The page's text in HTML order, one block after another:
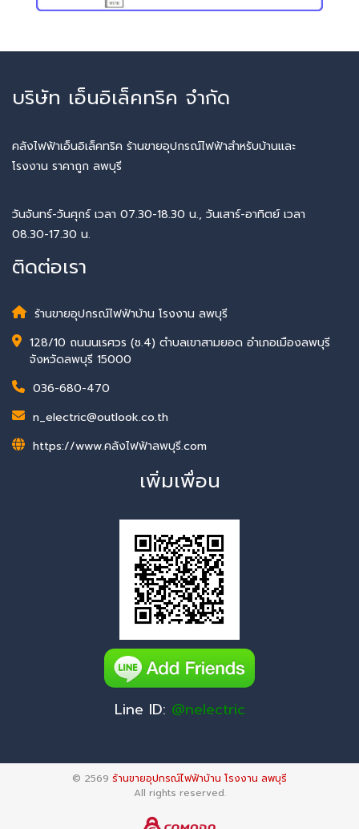
บริษัท เอ็นอิเล็คทริค จำกัด
คลังไฟฟ้าเอ็นอิเล็คทริค ร้านขายอุปกรณ์ไฟฟ้าสำหรับบ้านและ
โรงงาน ราคาถูก ลพบุรี
วันจันทร์-วันศุกร์ เวลา 07.30-18.30 น., วันเสาร์-อาทิตย์ เวลา
08.30-17.30 น.
ติดต่อเรา
ร้านขายอุปกรณ์ไฟฟ้าบ้าน โรงงาน ลพบุรี
128/10 ถนนนเรศวร (ช.4) ตำบลเขาสามยอด อำเภอเมืองลพบุรี
จังหวัดลพบุรี 15000
036-680-470
n_electric@outlook.co.th
https://www.คลังไฟฟ้าลพบุรี.com
เพิ่มเพื่อน
Line ID: @nelectric
© 2569 ร้านขายอุปกรณ์ไฟฟ้าบ้าน โรงงาน ลพบุรี
All rights reserved.